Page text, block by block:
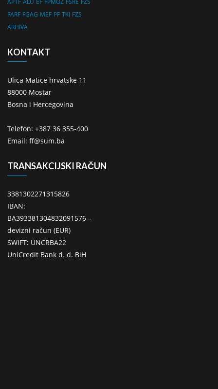
APTF ALU EF FPMOZ FSRE FZS
FARF FGAG MEF PF TKI FZS
ARHIVA
KONTAKT
Ulica Matice hrvatske 11
88000 Mostar
Bosna i Hercegovina
Telefon: +387 36 355-400
Email: ff@sum.ba
TRANSAKCIJSKI RAČUN
3381302271315826
IBAN:
BA393381304832091576 –
devizni račun (EUR)
SWIFT: UNCRBA22
UniCredit Bank d. d. BiH